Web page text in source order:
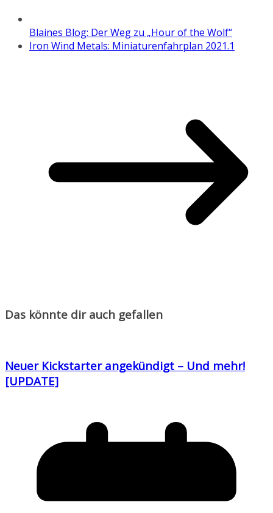
Blaines Blog: Der Weg zu „Hour of the Wolf“
Iron Wind Metals: Miniaturenfahrplan 2021.1
Das könnte dir auch gefallen
Neuer Kickstarter angekündigt – Und mehr!
[UPDATE]